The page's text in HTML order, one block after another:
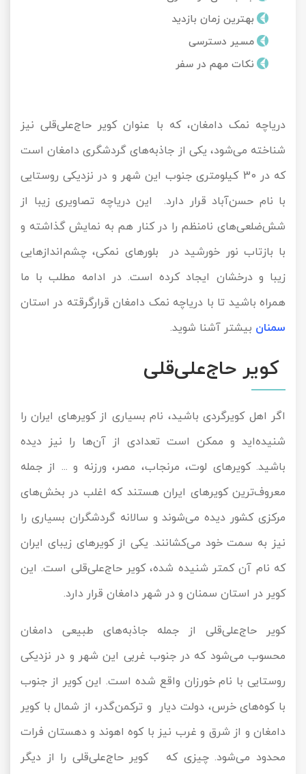
بهترین زمان بازدید
مسیر دسترسی
نکات مهم در سفر
دریاچه نمک دامغان، که با عنوان کویر حاج‌علی‌قلی نیز
شناخته می‌شود، یکی از جاذبه‌های گردشگری دامغان است
که در 30 کیلومتری جنوب این شهر و در نزدیکی روستایی
با نام حسن‌آباد قرار دارد. این دریاچه تصاویری زیبا از
شش‌ضلعی‌های نامنظم را در کنار هم به نمایش گذاشته و
با بازتاب نور خورشید در بلورهای نمکی، چشم‌اندازهایی
زیبا و درخشان ایجاد کرده است. در ادامه مطلب با ما
همراه باشید تا با دریاچه نمک دامغان قرارگرقته در استان
سمنان بیشتر آشنا شوید.
کویر حاج‌علی‌قلی
اگر اهل کویرگردی باشید، نام بسیاری از کویرهای ایران را
شنیده‌اید و ممکن است تعدادی از آن‌ها را نیز دیده
باشید. کویرهای لوت، مرنجاب، مصر، ورزنه و ... از جمله
معروف‌ترین کویرهای ایران هستند که اغلب در بخش‌های
مرکزی کشور دیده می‌شوند و سالانه گردشگران بسیاری را
نیز به سمت خود می‌کشانند. یکی از کویرهای زیبای ایران
که نام آن کمتر شنیده شده، کویر حاج‌علی‌قلی است. این
کویر در استان سمنان و در شهر دامغان قرار دارد.
کویر حاج‌علی‌قلی از جمله جاذبه‌های طبیعی دامغان
محسوب می‌شود که در جنوب غربی این شهر و در نزدیکی
روستایی با نام خورزان واقع شده است. این کویر از جنوب
با کوه‌های خرس، دولت دیار و ترکمن‌گدر، از شمال با کویر
دامغان و از شرق و غرب نیز با کوه اهوند و دهستان فرات
محدود می‌شود. چیزی که کویر حاج‌علی‌قلی را از دیگر
تور کویر مرنجاب
تور طبس
تور کویر مصر
تور کویر ابوزیدآباد
تور هرمز
تور ماسوله
تور گلستان
تور سوباتان
تور چابهار
تور کاشان
تور اصفهان
تور ترکمن صحرا
تور آفرود
تور کیش از ساری
اقساطی
تور کیش از بندرعباس
تور سنگاپور اقساطی
تور مالدیو
تور زیارتی اقساطی